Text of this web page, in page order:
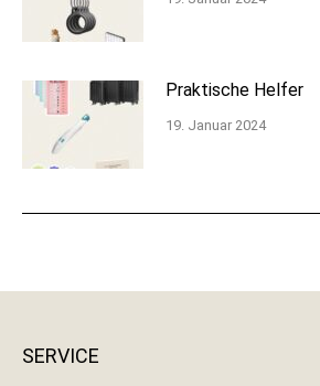
Praktische Helfer
19. Januar 2024
SERVICE